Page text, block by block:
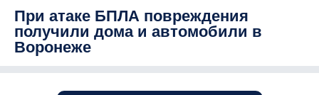
При атаке БПЛА повреждения
получили дома и автомобили в
Воронеже